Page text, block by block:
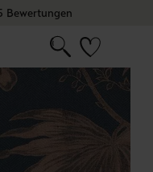
Bewertungen